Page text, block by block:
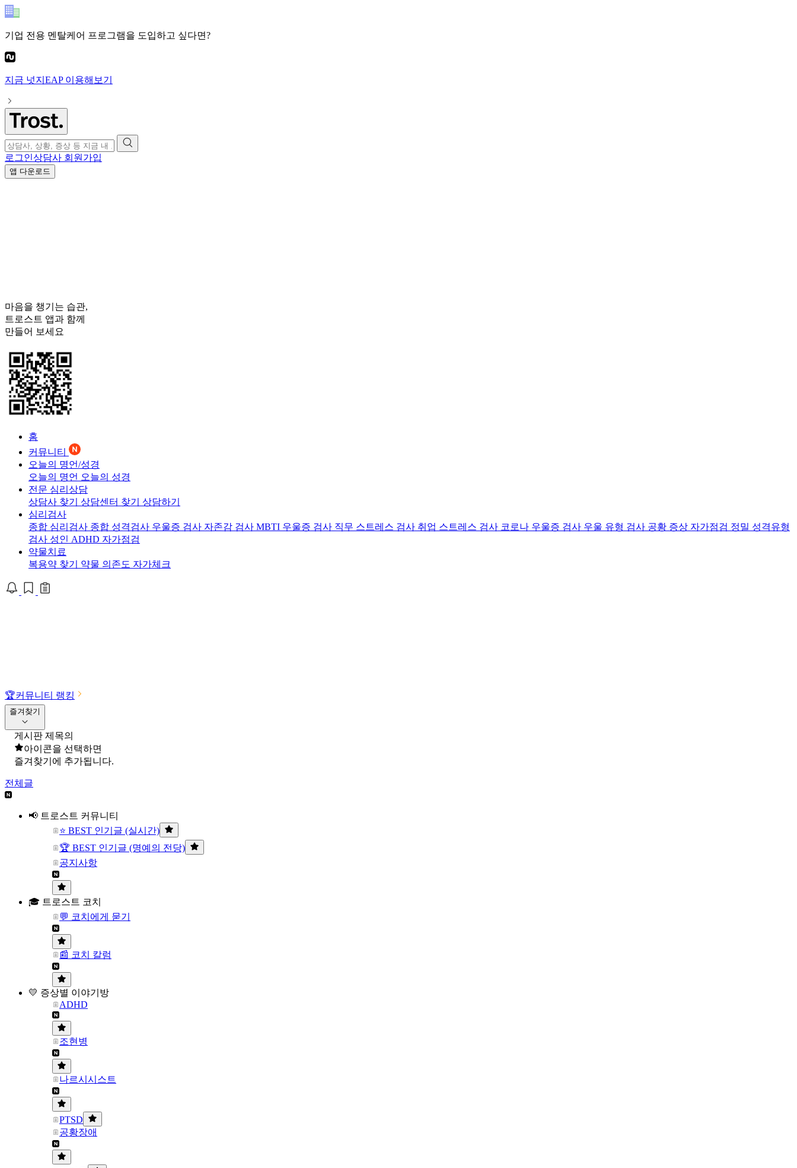
기업 전용 멘탈케어 프로그램을 도입하고 싶다면?
지금 넛지EAP이용해보기
로그인상담사 회원가입
앱 다운로드
마음을 챙기는 습관,
트로스트 앱과 함께
만들어 보세요
홈
커뮤니티
오늘의 명언/성경
오늘의 명언 오늘의 성경
전문 심리상담
상담사 찾기 상담센터 찾기 상담하기
심리검사
종합 심리검사 종합 성격검사 우울증 검사 자존감 검사 MBTI 우울증 검사 직무 스트레스 검사 취업 스트레스 검사 코로나 우울증 검사 우울 유형 검사 공황 증상 자가점검 정밀 성격유형
검사 성인 ADHD 자가점검
약물치료
복용약 찾기 약물 의존도 자가체크
🏆커뮤니티 랭킹
즐겨찾기
게시판 제목의
아이콘을 선택하면
즐겨찾기에 추가됩니다.
전체글
📢 트로스트 커뮤니티
⭐ BEST 인기글 (실시간)
🏆 BEST 인기글 (명예의 전당)
공지사항
🎓 트로스트 코치
💬 코치에게 묻기
📰 코치 칼럼
💛 증상별 이야기방
ADHD
조현병
나르시시스트
PTSD
공황장애